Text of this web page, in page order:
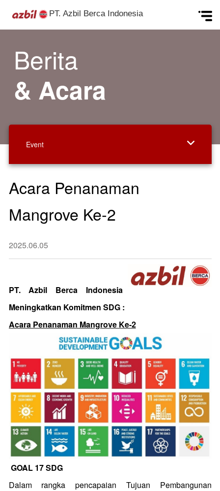
PT. Azbil Berca Indonesia
Berita
& Acara
Event
Acara Penanaman
Mangrove Ke-2
2025.06.05
PT. Azbil Berca Indonesia
Meningkatkan Komitmen SDG :
Acara Penanaman Mangrove Ke-2
GOAL 17 SDG
Dalam rangka pencapaian Tujuan Pembangunan